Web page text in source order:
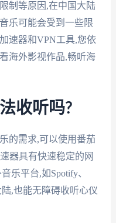
制等原因,在中国大陆
乐可能会受到一些限
速器和VPN工具,您依
海外影视作品,畅听海
收听吗?
的需求,可以使用番茄
器具有快速稳定的网
乐平台,如Spotify、
,也能无障碍收听心仪